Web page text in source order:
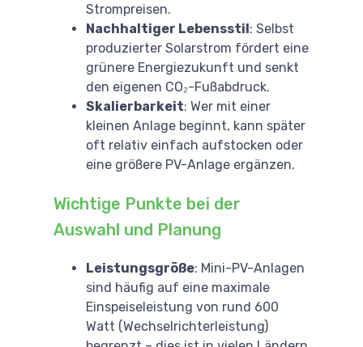
Strompreisen.
Nachhaltiger Lebensstil: Selbst
produzierter Solarstrom fördert eine
grünere Energiezukunft und senkt
den eigenen CO₂-Fußabdruck.
Skalierbarkeit: Wer mit einer
kleinen Anlage beginnt, kann später
oft relativ einfach aufstocken oder
eine größere PV-Anlage ergänzen.
Wichtige Punkte bei der
Auswahl und Planung
Leistungsgröße: Mini-PV-Anlagen
sind häufig auf eine maximale
Einspeiseleistung von rund 600
Watt (Wechselrichterleistung)